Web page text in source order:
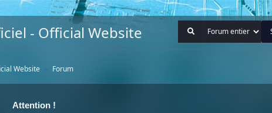
- Official Website
Website Forum
Attention !